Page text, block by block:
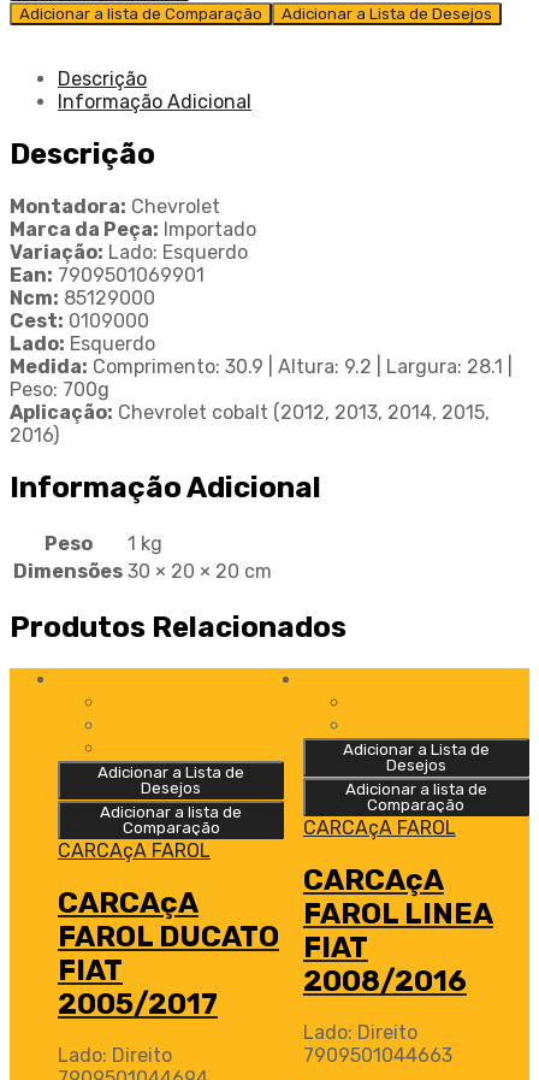
Adicionar a lista de Comparação
Adicionar a Lista de Desejos
Descrição
Informação Adicional
Descrição
Montadora: Chevrolet
Marca da Peça: Importado
Variação: Lado: Esquerdo
Ean: 7909501069901
Ncm: 85129000
Cest: 0109000
Lado: Esquerdo
Medida: Comprimento: 30.9 | Altura: 9.2 | Largura: 28.1 |
Peso: 700g
Aplicação: Chevrolet cobalt (2012, 2013, 2014, 2015,
2016)
Informação Adicional
Peso
1 kg
Dimensões 30 × 20 × 20 cm
Produtos Relacionados
Adicionar a Lista de
Desejos
Adicionar a lista de
Comparação
CARCAçA FAROL
CARCAçA
FAROL DUCATO
FIAT
2005/2017
Lado: Direito
Adicionar a Lista de
Desejos
Adicionar a lista de
Comparação
CARCAçA FAROL
CARCAçA
FAROL LINEA
FIAT
2008/2016
Lado: Direito
7909501044663